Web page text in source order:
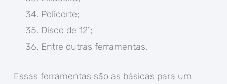
Policorte;
Disco de 12”;
Entre outras ferramentas.
Essas ferramentas são as básicas para um